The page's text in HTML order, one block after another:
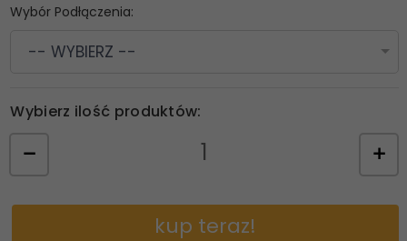
Wybór Podłączenia:
-- WYBIERZ --
Wybierz ilość produktów:
kup teraz!